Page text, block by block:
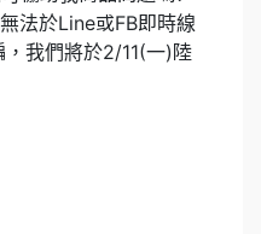
法於Line或FB即時線
我們將於2/11(一)陸